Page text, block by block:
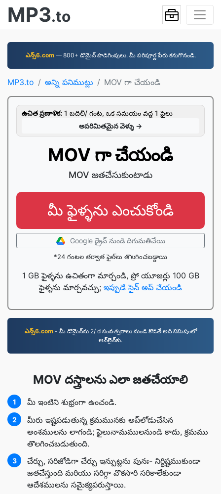
MP3.to
ఎన్స్6.com—⁠ 800+ డొమైన్ పొడిగింపులు. మీ పరిపూర్ణ పేరు కనుగొనండి.
MP3.to అన్ని పనిముట్లు MOV గా చేయండి
ఉచిత ప్రణాళిక: 1 బదిలీ/ గంట, ఒక సమయం వద్ద 1 ఫైలు
అపరిమితమైన వెళ్ళు →
MOV గా చేయండి
MOV జతచేసుకుంటాడు
మీ ఫైళ్ళను ఎంచుకోండి
Google డ్రైవ్ నుండి దిగుమతిచేయి
*24 గంటల తర్వాత ఫైల్‌లు తొలగించబడ్డాయి
1 GB ఫైళ్ళను ఉచితంగా మార్చండి, ప్రో యూజర్లు 100 GB
ఫైళ్ళను మార్చవచ్చు; ఇప్పుడే సైన్ అప్ చేయండి
ఎన్స్6.com- మీ డొమైన్‌ను 2/ d సంవత్సరాలు నుండి కొడితే అది నిమిషంలో
ఆన్‌లైన్‌కు.
MOV దస్త్రాలను ఎలా జతచేయాలి
1 మీ ఇంటిని శుభ్రంగా ఉంచండి.
2
మీరు ఇష్టపడుతున్న క్రమమునకు అప్‌లోడుచేసిన
అంశములను లాగండి; ఫైలునామములనుండి కాదు, క్రమము
తొలగించబడుతుంది.
3
చేర్చు, సరిజోడిగా చేర్చు ఇన్పుట్లను పునః- నిర్ధిష్టముకుండా
జతచేస్తుంది మరియు సరిగ్గా వొకసారి సరికాలేకుండా
ఆదేశములను సమైక్యపరుస్తాయి.